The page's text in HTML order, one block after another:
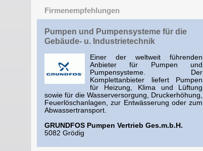
Firmenempfehlungen
Pumpen und Pumpensysteme für die
Gebäude- u. Industrietechnik
Einer der weltweit führenden
Anbieter für Pumpen und
Pumpensysteme. Der
Komplettanbieter liefert Pumpen
für Heizung, Klima und Lüftung
sowie für die Wasserversorgung, Druckerhöhung,
Feuerlöschanlagen, zur Entwässerung oder zum
Abwassertransport.
GRUNDFOS Pumpen Vertrieb Ges.m.b.H.
5082 Grödig